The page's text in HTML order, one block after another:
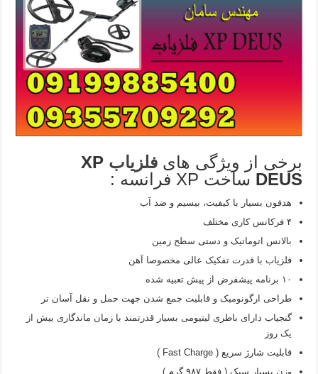
برخی از ویژگی هایفلزیاب XP
DEUS ساخت XP فرانسه :
هدفون بسیار با کیفیت، بیسیم و ضد آب
۴ فرکانس کاری مختلف
بالانس اتوماتیک و دستی سطح زمین
فلزیاب با قدرت تفکیک عالی مخصوصا آهن
۱۰ برنامه پیشفرض از پیش تعبیه شده
طراحی ارگونومیک و قابلیت جمع شدن جهت حمل و نقل آسان تر
گنجیاب دارای باطری لیتیومی بسیار قدرتمند با زمان ماندگاری بیش از
یک روز
قابلیت شارژ سریع ( Fast Charge )
وزن بسیار سبک ( فقط ۹۸۷ گرم )